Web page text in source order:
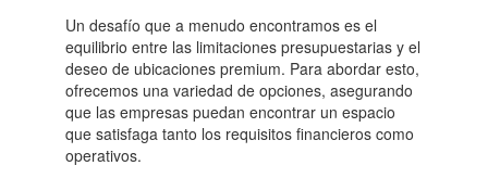
Un desafío que a menudo encontramos es el
equilibrio entre las limitaciones presupuestarias y el
deseo de ubicaciones premium. Para abordar esto,
ofrecemos una variedad de opciones, asegurando
que las empresas puedan encontrar un espacio
que satisfaga tanto los requisitos financieros como
operativos.